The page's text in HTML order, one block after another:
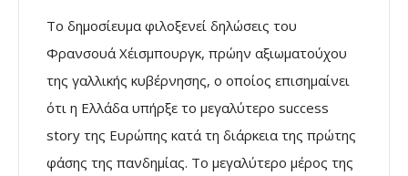
Το δημοσίευμα φιλοξενεί δηλώσεις του
Φρανσουά Χέισμπουργκ, πρώην αξιωματούχου
της γαλλικής κυβέρνησης, ο οποίος επισημαίνει
ότι η Ελλάδα υπήρξε το μεγαλύτερο success
story της Ευρώπης κατά τη διάρκεια της πρώτης
φάσης της πανδημίας. Το μεγαλύτερο μέρος της